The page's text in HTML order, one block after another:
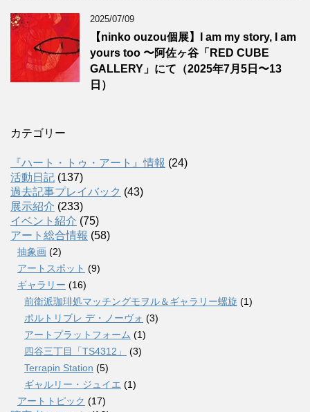
2025/07/09
【ninko ouzou個展】I am my story, I am
yours too 〜阿佐ヶ谷「RED CUBE
GALLERY」にて（2025年7月5日〜13
日）
カテゴリー
『ハート・トゥ・アート』情報 (24)
活動日記 (137)
過去記事プレイバック (43)
展示紹介 (233)
イベント紹介 (75)
アート総合情報 (58)
抽象画 (2)
アートスポット (9)
ギャラリー (16)
前衛派珈琲処マッチングモヲル＆ギャラリー螺旋 (1)
ポルトリブレ デ・ノーヴォ (3)
アートプラットフォーム (1)
四谷三丁目「TS4312」
(3)
Terrapin Station (5)
ギャルリー・ジュイエ (1)
アートトピック (17)